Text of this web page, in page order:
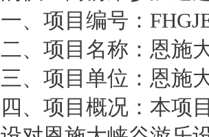
一、项目编号：
二、项目名称：恩施
三、项目单位：恩施
四、项目概况：本项